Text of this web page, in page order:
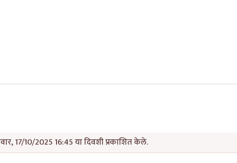
17/10/2025 16:45 या दिवशी प्रकाशित केले.